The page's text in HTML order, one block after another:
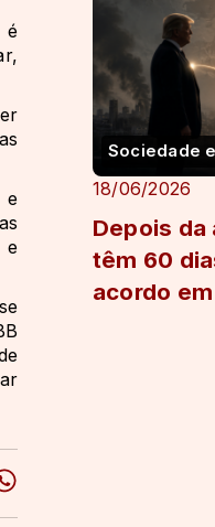
é
e
e
Sociedade
18/06/2026
Depois da
têm 60
acordo